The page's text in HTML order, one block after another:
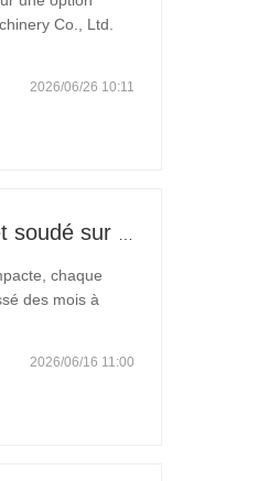
Co., Ltd.
2026/06/26 10:11
chaque
2026/06/16 11:00